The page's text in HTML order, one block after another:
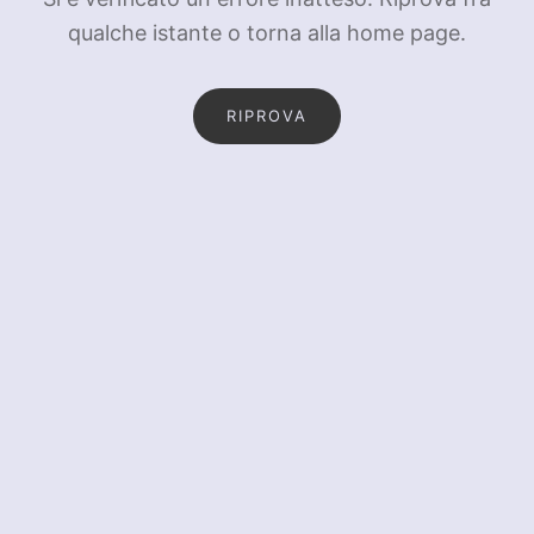
qualche istante o torna alla home page.
RIPROVA